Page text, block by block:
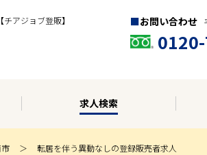
アジョブ登販】 お問い合わせ
求人検索
転居を伴う異動なしの登録販売者求人